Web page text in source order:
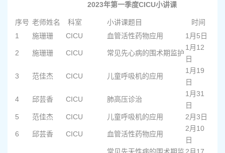
2023年第一季度CICU小讲课
序号 老师姓名 科室 小讲课题目
时间
1
施珊珊 CICU 血管活性药物应用 1月5日
2 施珊珊 CICU 常见先心病的围术期监护
1月12
日
3 范佳杰 CICU 儿童呼吸机的应用
1月19
日
4 邱芸香 CICU 肺高压诊治
1月31
日
5
范佳杰 CICU 儿童呼吸机的应用 2月3日
6 邱芸香 CICU 血管活性药物应用
2月10
日